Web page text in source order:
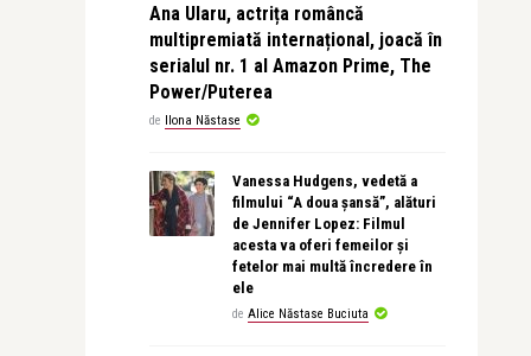
Ana Ularu, actrița româncă
multipremiată internațional, joacă în
serialul nr. 1 al Amazon Prime, The
Power/Puterea
de Ilona Năstase
Vanessa Hudgens, vedetă a
filmului “A doua șansă”, alături
de Jennifer Lopez: Filmul
acesta va oferi femeilor și
fetelor mai multă încredere în
ele
de Alice Năstase Buciuta